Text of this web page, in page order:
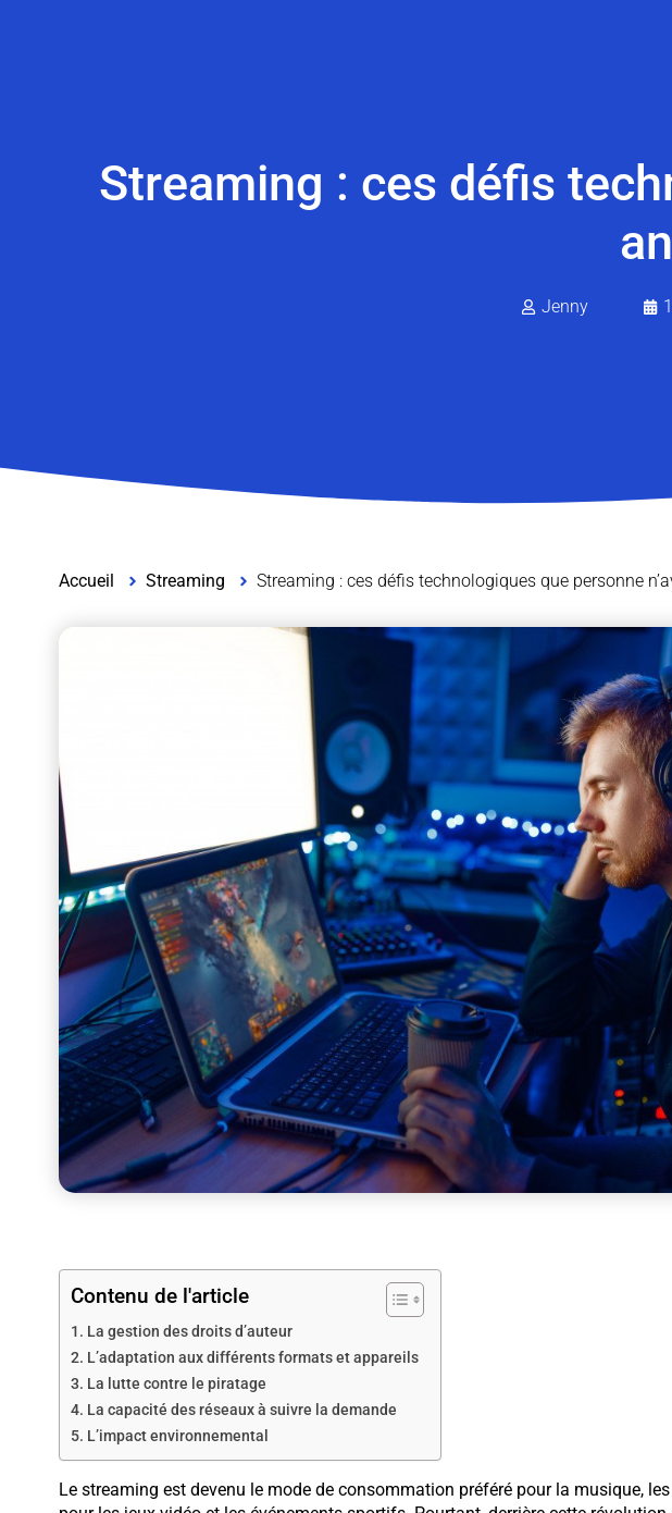
Streaming : ces défis
Jenny
Accueil Streaming Streaming : ces défis technologiques que personne
Contenu de l'article
La gestion des droits d’auteur
L’adaptation aux différents formats et appareils
La lutte contre le piratage
La capacité des réseaux à suivre la demande
L’impact environnemental
Le streaming est devenu le mode de consommation préféré pour la musique,